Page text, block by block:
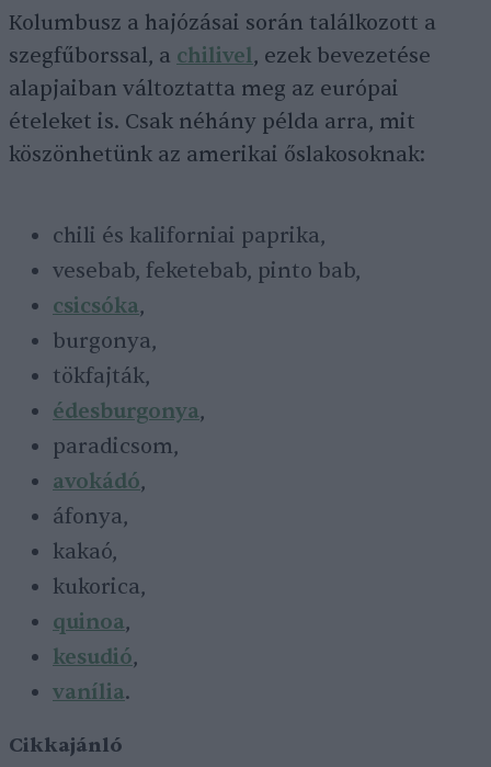
Kolumbusz a hajózásai során találkozott a
szegfűborssal, a chilivel, ezek bevezetése
alapjaiban változtatta meg az európai
ételeket is. Csak néhány példa arra, mit
köszönhetünk az amerikai őslakosoknak:
chili és kaliforniai paprika,
vesebab, feketebab, pinto bab,
csicsóka,
burgonya,
tökfajták,
édesburgonya,
paradicsom,
avokádó,
áfonya,
kakaó,
kukorica,
quinoa,
kesudió,
vanília.
Cikkajánló